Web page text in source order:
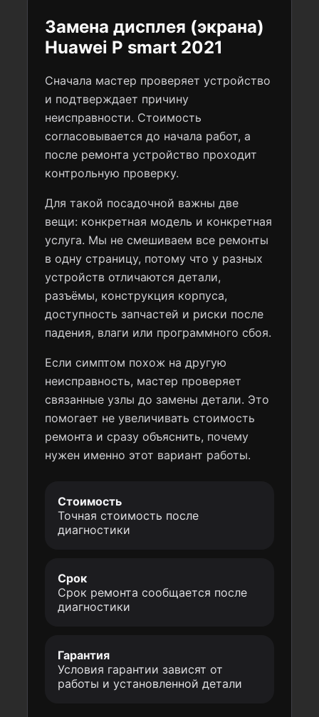
Замена дисплея (экрана)
Huawei P smart 2021
Сначала мастер проверяет устройство
и подтверждает причину
неисправности. Стоимость
согласовывается до начала работ, а
после ремонта устройство проходит
контрольную проверку.
Для такой посадочной важны две
вещи: конкретная модель и конкретная
услуга. Мы не смешиваем все ремонты
в одну страницу, потому что у разных
устройств отличаются детали,
разъёмы, конструкция корпуса,
доступность запчастей и риски после
падения, влаги или программного сбоя.
Если симптом похож на другую
неисправность, мастер проверяет
связанные узлы до замены детали. Это
помогает не увеличивать стоимость
ремонта и сразу объяснить, почему
нужен именно этот вариант работы.
Стоимость
Точная стоимость после
диагностики
Срок
Срок ремонта сообщается после
диагностики
Гарантия
Условия гарантии зависят от
работы и установленной детали